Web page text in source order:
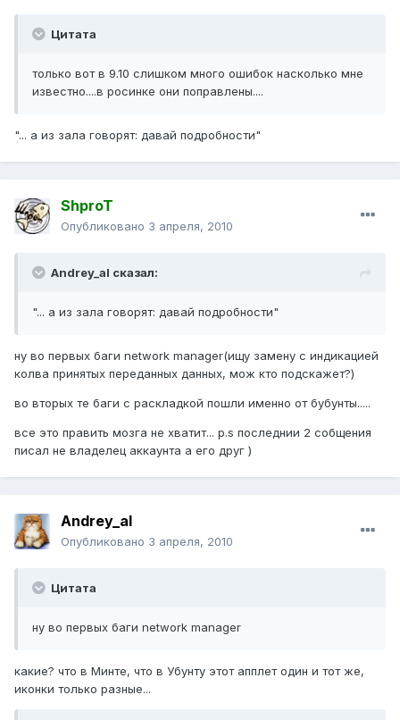
Цитата
только вот в 9.10 слишком много ошибок насколько мне
известно....в росинке они поправлены....
"... а из зала говорят: давай подробности"
ShproT
Опубликовано 3 апреля, 2010
Andrey_al сказал:
"... а из зала говорят: давай подробности"
ну во первых баги network manager(ищу замену с индикацией
колва принятых переданных данных, мож кто подскажет?)
во вторых те баги с раскладкой пошли именно от бубунты.....
все это править мозга не хватит... p.s последнии 2 собщения
писал не владелец аккаунта а его друг )
Andrey_al
Опубликовано 3 апреля, 2010
Цитата
ну во первых баги network manager
какие? что в Минте, что в Убунту этот апплет один и тот же,
иконки только разные...